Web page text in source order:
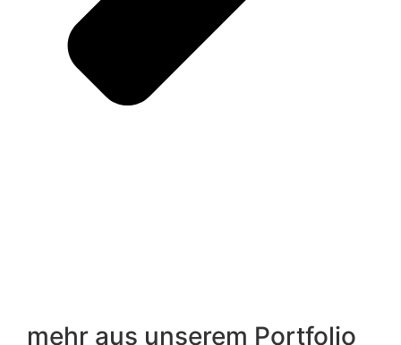
mehr aus unserem Portfolio